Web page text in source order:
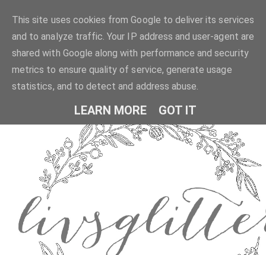
This site uses cookies from Google to deliver its services
and to analyze traffic. Your IP address and user-agent are
shared with Google along with performance and security
metrics to ensure quality of service, generate usage
statistics, and to detect and address abuse.
LEARN MORE GOT IT